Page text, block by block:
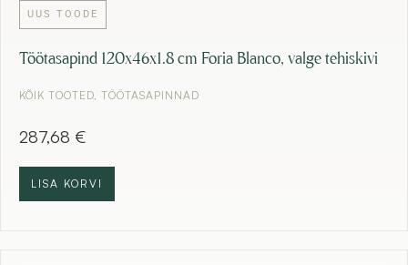
UUS TOODE
Töötasapind 120x46x1.8 cm Foria Blanco, valge tehiskivi
KÕIK TOOTED, TÖÖTASAPINNAD
287,68 €
LISA KORVI